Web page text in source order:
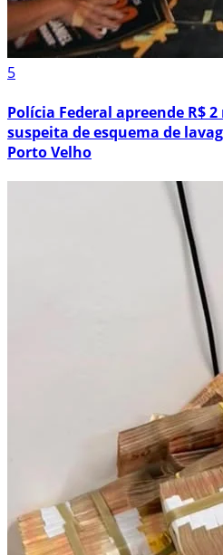
5
Polícia Federal apreende R$
suspeita de esquema de
Porto Velho